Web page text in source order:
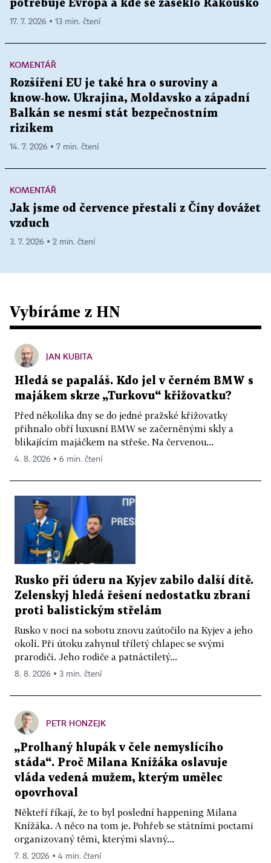
potřebuje Evropa a kde se zaseklo Rakousko
17. 7. 2026 ▪ 13 min. čtení
KOMENTÁŘ
Rozšíření EU je také hra o suroviny a
know‑how. Ukrajina, Moldavsko a západní
Balkán se nesmí stát bezpečnostním
rizikem
14. 7. 2026 ▪ 7 min. čtení
KOMENTÁŘ
Jak jsme od července přestali z Číny dovážet
vzduch
3. 7. 2026 ▪ 2 min. čtení
Vybíráme z HN
JAN KUBITA
Hledá se papaláš. Kdo jel v černém BMW s
majákem skrze „Turkovu“ křižovatku?
Před několika dny se do jedné pražské křižovatky
přihnalo obří luxusní BMW se začerněnými skly a
blikajícím majáčkem na střeše. Na červenou...
4. 8. 2026 ▪ 6 min. čtení
Rusko při úderu na Kyjev zabilo další dítě.
Zelenskyj hledá řešení nedostatku zbraní
proti balistickým střelám
Rusko v noci na sobotu znovu zaútočilo na Kyjev a jeho
okolí. Při útoku zahynul tříletý chlapec se svými
prarodiči. Jeho rodiče a patnáctiletý...
8. 8. 2026 ▪ 3 min. čtení
PETR HONZEJK
„Prolhaný hlupák v čele nemyslícího
stáda“. Proč Milana Knížáka oslavuje
vláda vedená mužem, kterým umělec
opovrhoval
Někteří říkají, že to byl poslední happening Milana
Knížáka. A něco na tom je. Pohřeb se státními poctami
organizovaný těmi, kterými slavný...
7. 8. 2026 ▪ 4 min. čtení